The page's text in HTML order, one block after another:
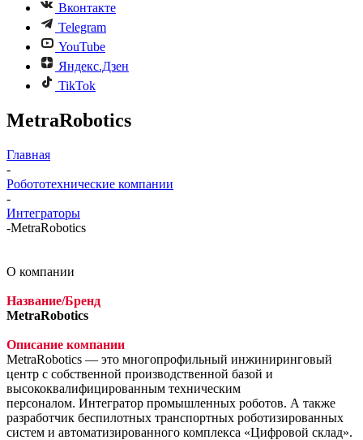
Вконтакте
Telegram
YouTube
Яндекс.Дзен
TikTok
MetraRobotics
Главная
-
Робототехнические компании
-
Интеграторы
-MetraRobotics
О компании
Название/Бренд
MetraRobotics
Описание компании
MetraRobotics — это многопрофильный инжиниринговый
центр с собственной производственной базой и
высококвалифицированным техническим
персоналом. Интегратор промышленных роботов. А также
разработчик беспилотных транспортных роботизированных
систем и автоматизированного комплекса «Цифровой склад».